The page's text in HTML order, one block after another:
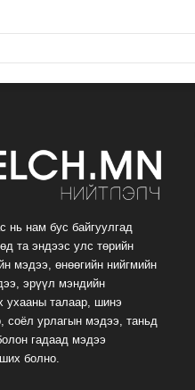
нь нам бус байгуулгад
та эндээс улс төрийн
мэдээ, өнөөгийн нийгмийн
эрүүл мэндийн
талаар, шинэ
соёл урлагын мэдээ, таньд
гадаад мэдээ
болно.